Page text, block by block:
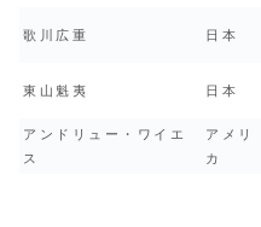
歌川広重 日本
東山魁夷 日本
アンドリュー・ワイエ
ス
アメリ
カ